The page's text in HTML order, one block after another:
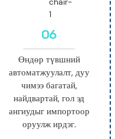
06
Өндөр түвшний
автоматжуулалт, дуу
чимээ багатай,
найдвартай, гол эд
ангиудыг импортоор
оруулж ирдэг.